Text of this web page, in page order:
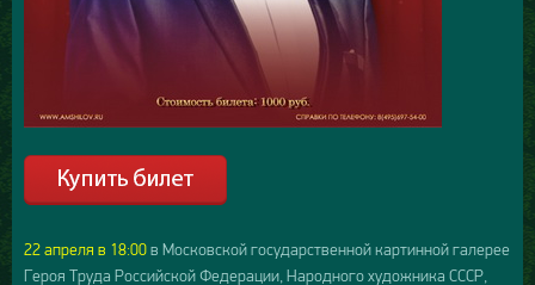
22 апреля в 18:00в Московской государственной картинной галерее
Героя Труда Российской Федерации, Народного художника СССР,